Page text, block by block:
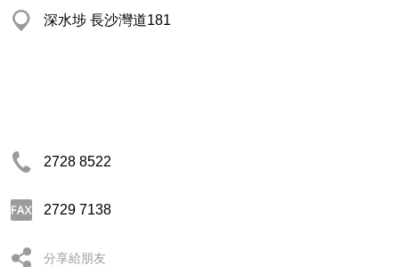
深水埗 長沙灣道181
2728 8522
2729 7138
分享給朋友